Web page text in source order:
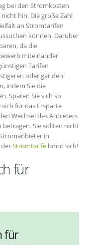
bei den Stromkosten
hin. Die große Zahl
an Stromtarifen
können. Darüber
da die
miteinander
Tarifen
oder gar den
indem Sie die
Sparen Sie sich so
für das Ersparte
Wechsel des Anbieters
betragen. Sie sollten nicht
in
Stromtarife lohnt sich!
für
für